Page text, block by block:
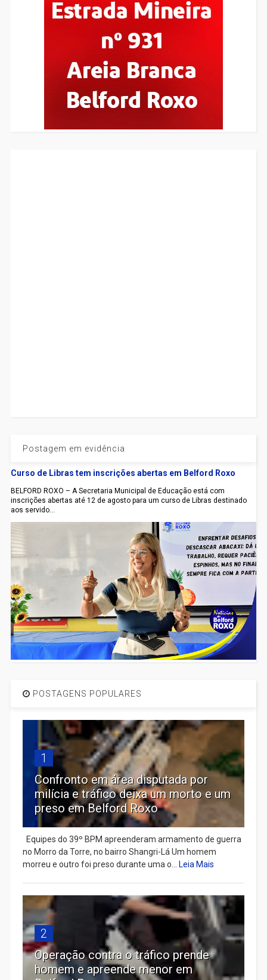
Postagem em evidência
Curso de Libras tem inscrições abertas em Belford Roxo
BELFORD ROXO – A Secretaria Municipal de Educação está com
inscrições abertas até 12 de agosto para um curso de Libras destinado
aos servido...
POSTAGENS POPULARES
1
Confronto em área disputada por
milícia e tráfico deixa um morto e um
preso em Belford Roxo
Equipes do 39º BPM apreenderam armamento de guerra
no Morro da Torre, no bairro Shangri-Lá Um homem
morreu e outro foi preso durante uma o... Leia Mais
2
Operação contra o tráfico prende
homem e apreende menor em